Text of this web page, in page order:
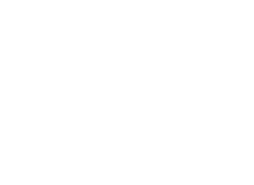
από ένα απλό αξεσουάρ σε έκφραση
κάθε ρολόι προσφέρει κάτι περισσότερο από